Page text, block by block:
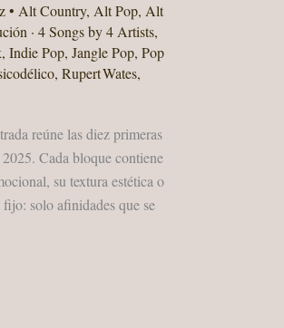
• Alt Country, Alt Pop, Alt
· 4 Songs by 4 Artists,
, Indie Pop, Jangle Pop, Pop
, Rupert Wates,
reúne las diez primeras
Cada bloque contiene
su textura estética o
solo afinidades que se